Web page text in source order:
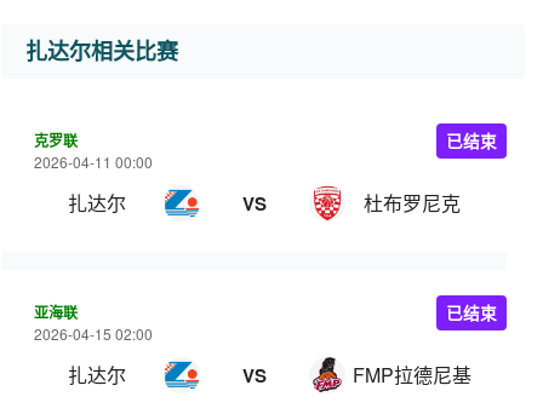
扎达尔相关比赛
克罗联
2026-04-11 00:00
扎达尔 VS 杜布罗尼克
已结束
亚海联
2026-04-15 02:00
扎达尔 VS FMP拉德尼基
已结束